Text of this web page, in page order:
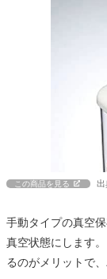
この商品を見る 出
手動タイプの真空
真空状態にします
るのがメリットで